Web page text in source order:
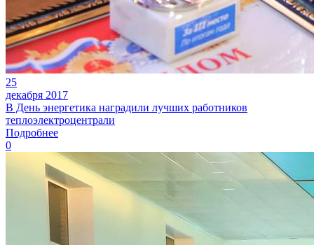
25
декабря 2017
В День энергетика наградили лучших работников
теплоэлектроцентрали
Подробнее
0